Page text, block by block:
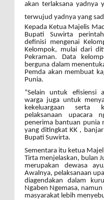
akan terlaksana yadnya
terwujud yadnya yang
Kepada Ketua Majelis
Bupati Suwirta
definisi mengenai
Kelompok, mulai dari
Pekraman. Data
berguna dalam
Pemda akan membuat
Punia.
“Selain untuk efisiensi
warga juga untuk
kekeluargaan serta
pelaksanaan upacara
penerima bantuan punia
yang ditingkat KK ,
Bupati Suwirta.
Sementara itu ketua
Tirta menjelaskan, bulan
merupakan dewasa
Awalnya, pelaksanaan
diagendakan dalam
Ngaben Ngemasa,
masyarakat lebih